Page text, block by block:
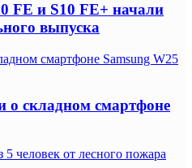
FE и S10 FE+ начали
выпуска
смартфоне Samsung W25
о складном смартфоне
человек от лесного пожара